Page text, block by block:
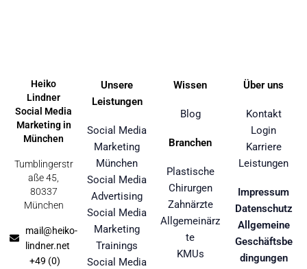
Heiko
Lindner
Social Media
Marketing in
München
Tumblingerstr
aße 45,
80337
München
mail@heiko-
lindner.net
+49 (0)
Unsere
Leistungen
Social Media
Marketing
München
Social Media
Advertising
Social Media
Marketing
Trainings
Social Media
Wissen
Blog
Branchen
Plastische
Chirurgen
Zahnärzte
Allgemeinärz
te
KMUs
Über uns
Kontakt
Login
Karriere
Leistungen
Impressum
Datenschutz
Allgemeine
Geschäftsbe
dingungen